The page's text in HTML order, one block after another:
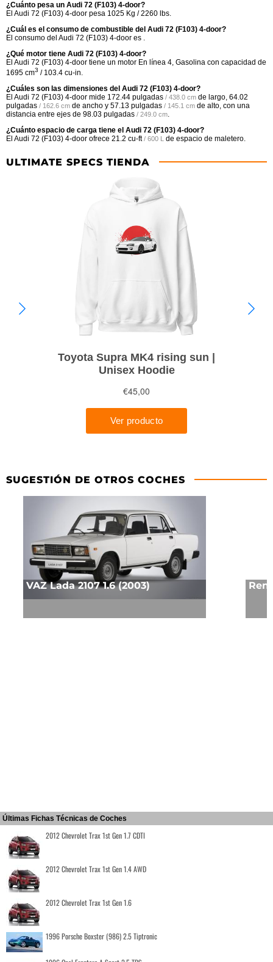
¿Cuánto pesa un Audi 72 (F103) 4-door?
El Audi 72 (F103) 4-door pesa 1025 Kg / 2260 lbs.
¿Cuál es el consumo de combustible del Audi 72 (F103) 4-door?
El consumo del Audi 72 (F103) 4-door es .
¿Qué motor tiene Audi 72 (F103) 4-door?
El Audi 72 (F103) 4-door tiene un motor En línea 4, Gasolina con capacidad de
1695 cm3 / 103.4 cu-in.
¿Cuáles son las dimensiones del Audi 72 (F103) 4-door?
El Audi 72 (F103) 4-door mide 172.44 pulgadas / 438.0 cm de largo, 64.02
pulgadas / 162.6 cm de ancho y 57.13 pulgadas / 145.1 cm de alto, con una
distancia entre ejes de 98.03 pulgadas / 249.0 cm.
¿Cuánto espacio de carga tiene el Audi 72 (F103) 4-door?
El Audi 72 (F103) 4-door ofrece 21.2 cu-ft / 600 L de espacio de maletero.
ULTIMATE SPECS TIENDA
SUGESTIÓN DE OTROS COCHES
VAZ Lada 2107 1.6 (2003)
Últimas Fichas Técnicas de Coches
2012 Chevrolet Trax 1st Gen 1.7 CDTI
2012 Chevrolet Trax 1st Gen 1.4 AWD
2012 Chevrolet Trax 1st Gen 1.6
1996 Porsche Boxster (986) 2.5 Tiptronic